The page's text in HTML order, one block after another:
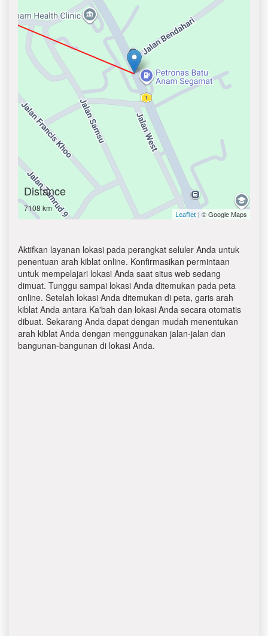
Distance
7108 km
Leaflet | © Google Maps
Aktifkan layanan lokasi pada perangkat seluler Anda untuk
penentuan arah kiblat online. Konfirmasikan permintaan
untuk mempelajari lokasi Anda saat situs web sedang
dimuat. Tunggu sampai lokasi Anda ditemukan pada peta
online. Setelah lokasi Anda ditemukan di peta, garis arah
kiblat Anda antara Ka'bah dan lokasi Anda secara otomatis
dibuat. Sekarang Anda dapat dengan mudah menentukan
arah kiblat Anda dengan menggunakan jalan-jalan dan
bangunan-bangunan di lokasi Anda.